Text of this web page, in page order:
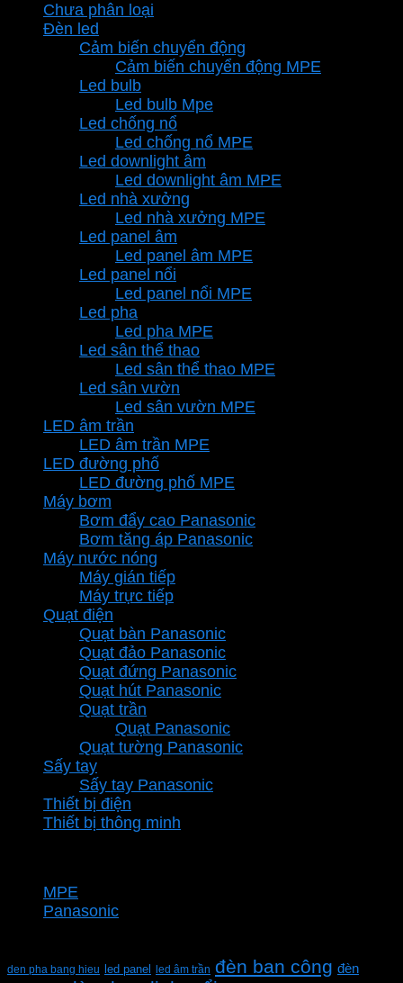
9.981.500 ₫.
Chưa phân loại
Đèn led
Cảm biến chuyển động
Cảm biến chuyển động MPE
Led bulb
Led bulb Mpe
Led chống nổ
Led chống nổ MPE
Led downlight âm
Led downlight âm MPE
Led nhà xưởng
Led nhà xưởng MPE
Led panel âm
Led panel âm MPE
Led panel nổi
Led panel nổi MPE
Led pha
Led pha MPE
Led sân thể thao
Led sân thể thao MPE
Led sân vườn
Led sân vườn MPE
LED âm trần
LED âm trần MPE
LED đường phố
LED đường phố MPE
Máy bơm
Bơm đẩy cao Panasonic
Bơm tăng áp Panasonic
Máy nước nóng
Máy gián tiếp
Máy trực tiếp
Quạt điện
Quạt bàn Panasonic
Quạt đảo Panasonic
Quạt đứng Panasonic
Quạt hút Panasonic
Quạt trần
Quạt Panasonic
Quạt tường Panasonic
Sấy tay
Sấy tay Panasonic
Thiết bị điện
Thiết bị thông minh
MPE
Panasonic
den pha bang hieu led panel led âm trần đèn ban công đèn